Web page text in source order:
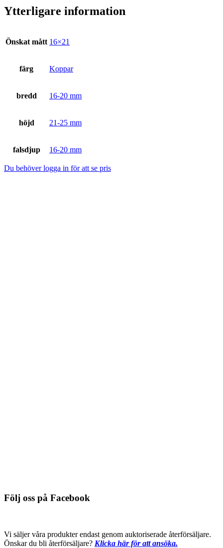
Ytterligare information
Önskat mått 16×21
färg Koppar
bredd 16-20 mm
höjd 21-25 mm
falsdjup 16-20 mm
Du behöver logga in för att se pris
Följ oss på Facebook
Vi säljer våra produkter endast genom auktoriserade återförsäljare.
Önskar du bli återförsäljare? Klicka här för att ansöka.